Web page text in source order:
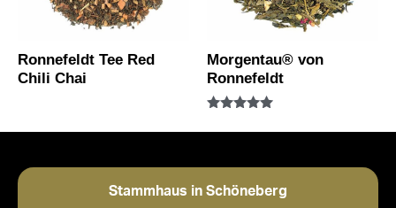
Ronnefeldt Tee Red
Chili Chai
Morgentau® von
Ronnefeldt
5.00
Stammhaus in Schöneberg